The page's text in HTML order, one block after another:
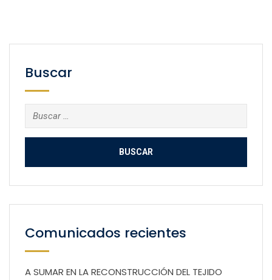
Buscar
Buscar:
Comunicados recientes
A SUMAR EN LA RECONSTRUCCIÓN DEL TEJIDO